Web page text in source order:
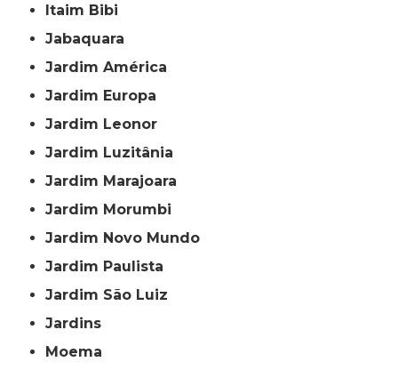
Itaim Bibi
Jabaquara
Jardim América
Jardim Europa
Jardim Leonor
Jardim Luzitânia
Jardim Marajoara
Jardim Morumbi
Jardim Novo Mundo
Jardim Paulista
Jardim São Luiz
Jardins
Moema